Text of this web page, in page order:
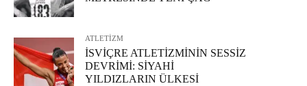
ATLETİZM
İSVİÇRE ATLETİZMİNİN SESSİZ
DEVRİMİ: SİYAHİ
YILDIZLARIN ÜLKESİ